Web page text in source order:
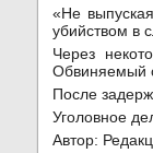
«Не
убийством в
Через
Обвиняемый
После
Уголовное
Автор: